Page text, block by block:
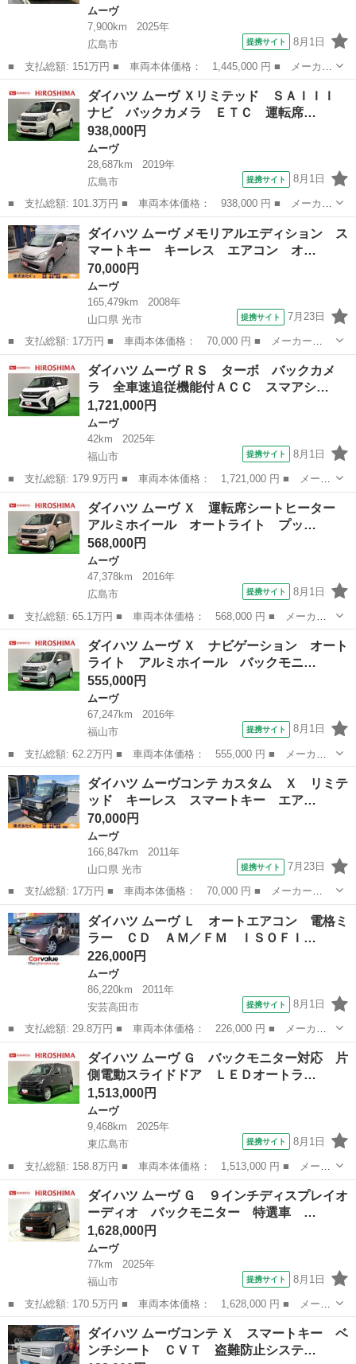
ムーヴ
7,900km
2025年
広島市
提携サイト 8月1日
■ 支払総額: 151万円 ■ 車両本体価格： 1,445,000 円 ■ メーカー
名： ダイハツ ■ 車種名： ムーヴ ■ グレード名： ＲＳ Ｒ
Ｓ ターボ フルセグＴＶナビ 全方位カメラ付き ドライブレコー
ダー ＥＴＣ...
広島 広島市 ムーヴ
ダイハツ ムーヴ Ｘリミテッド ＳＡＩＩＩ
ナビ バックカメラ ＥＴＣ 運転席…
938,000円
ムーヴ
28,687km
2019年
広島市
提携サイト 8月1日
■ 支払総額: 101.3万円 ■ 車両本体価格： 938,000 円 ■ メーカー
名： ダイハツ ■ 車種名： ムーヴ ■ グレード名： Ｘリミテッ
ド ＳＡＩＩＩ ナビ バックカメラ ＥＴＣ 運転席シートヒータ
ー アルミ...
広島 広島市 ムーヴ
ダイハツ ムーヴ メモリアルエディション ス
マートキー キーレス エアコン オ…
70,000円
ムーヴ
165,479km
2008年
山口県 光市
提携サイト 7月23日
■ 支払総額: 17万円 ■ 車両本体価格： 70,000 円 ■ メーカー
名： ダイハツ ■ 車種名： ムーヴ ■ グレード名： メモリアル
エディション スマートキー キーレス エアコン オートマ エア
バッグ パワーステ...
山口 光市 ムーヴ
ダイハツ ムーヴ ＲＳ ターボ バックカメ
ラ 全車速追従機能付ＡＣＣ スマアシ…
1,721,000円
ムーヴ
42km
2025年
福山市
提携サイト 8月1日
■ 支払総額: 179.9万円 ■ 車両本体価格： 1,721,000 円 ■ メーカ
ー名： ダイハツ ■ 車種名： ムーヴ ■ グレード名： ＲＳ タ
ーボ バックカメラ 全車速追従機能付ＡＣＣ スマアシ ＬＥＤオ
ートライ...
広島 福山市 ムーヴ
ダイハツ ムーヴ Ｘ 運転席シートヒーター
アルミホイール オートライト プッ…
568,000円
ムーヴ
47,378km
2016年
広島市
提携サイト 8月1日
■ 支払総額: 65.1万円 ■ 車両本体価格： 568,000 円 ■ メーカー
名： ダイハツ ■ 車種名： ムーヴ ■ グレード名： Ｘ 運転席
シートヒーター アルミホイール オートライト プッシュボタンス
タート セキ...
広島 広島市 ムーヴ
ダイハツ ムーヴ Ｘ ナビゲーション オート
ライト アルミホイール バックモニ…
555,000円
ムーヴ
67,247km
2016年
福山市
提携サイト 8月1日
■ 支払総額: 62.2万円 ■ 車両本体価格： 555,000 円 ■ メーカー
名： ダイハツ ■ 車種名： ムーヴ ■ グレード名： Ｘ ナビゲ
ーション オートライト アルミホイール バックモニター スマー
トキー アル...
広島 福山市 ムーヴ
ダイハツ ムーヴコンテ カスタム Ｘ リミテ
ッド キーレス スマートキー エア…
70,000円
ムーヴ
166,847km
2011年
山口県 光市
提携サイト 7月23日
■ 支払総額: 17万円 ■ 車両本体価格： 70,000 円 ■ メーカー
名： ダイハツ ■ 車種名： ムーヴコンテ ■ グレード名： カス
タム Ｘ リミテッド キーレス スマートキー エアコン エアバ
ッグ オートマ パ...
山口 光市 ムーヴ
ダイハツ ムーヴ Ｌ オートエアコン 電格ミ
ラー ＣＤ ＡＭ／ＦＭ ＩＳＯＦＩ…
226,000円
ムーヴ
86,220km
2011年
安芸高田市
提携サイト 8月1日
■ 支払総額: 29.8万円 ■ 車両本体価格： 226,000 円 ■ メーカー
名： ダイハツ ■ 車種名： ムーヴ ■ グレード名： Ｌ オート
エアコン 電格ミラー ＣＤ ＡＭ／ＦＭ ＩＳＯＦＩＸ パワス
テ パワーウィ...
広島 安芸高田市
ダイハツ ムーヴ Ｇ バックモニター対応 片
側電動スライドドア ＬＥＤオートラ…
1,513,000円
ムーヴ
9,468km
2025年
東広島市
提携サイト 8月1日
■ 支払総額: 158.8万円 ■ 車両本体価格： 1,513,000 円 ■ メーカ
ー名： ダイハツ ■ 車種名： ムーヴ ■ グレード名： Ｇ バッ
クモニター対応 片側電動スライドドア ＬＥＤオートライト・フォ
グランプ...
広島 東広島市
ダイハツ ムーヴ Ｇ ９インチディスプレイオ
ーディオ バックモニター 特選車 …
1,628,000円
ムーヴ
77km
2025年
福山市
提携サイト 8月1日
■ 支払総額: 170.5万円 ■ 車両本体価格： 1,628,000 円 ■ メーカ
ー名： ダイハツ ■ 車種名： ムーヴ ■ グレード名： Ｇ ９イ
ンチディスプレイオーディオ バックモニター 特選車 ＬＥＤオー
トライト...
広島 福山市 ムーヴ
ダイハツ ムーヴコンテ Ｘ スマートキー ベ
ンチシート ＣＶＴ 盗難防止システ…